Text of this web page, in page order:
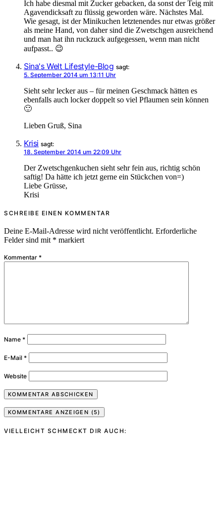
Ich habe diesmal mit Zucker gebacken, da sonst der Teig mit
Agavendicksaft zu flüssig geworden wäre. Nächstes Mal.
Wie gesagt, ist der Minikuchen letztenendes nur etwas größer
als meine Hand, von daher sind die Zwetschgen ausreichend
und man hat ihn ruckzuck aufgegessen, wenn man nicht
aufpasst.. 😉
Sina's Welt Lifestyle-Blog sagt:
5. September 2014 um 13:11 Uhr
Sieht sehr lecker aus – für meinen Geschmack hätten es
ebenfalls auch locker doppelt so viel Pflaumen sein können
🙂
Lieben Gruß, Sina
Krisi sagt:
18. September 2014 um 22:09 Uhr
Der Zwetschgenkuchen sieht sehr fein aus, richtig schön
saftig! Da hätte ich jetzt gerne ein Stückchen von=)
Liebe Grüsse,
Krisi
SCHREIBE EINEN KOMMENTAR
Deine E-Mail-Adresse wird nicht veröffentlicht. Erforderliche
Felder sind mit * markiert
Kommentar *
Name *
E-Mail *
Website
KOMMENTARE ANZEIGEN (5)
VIELLEICHT SCHMECKT DIR AUCH: